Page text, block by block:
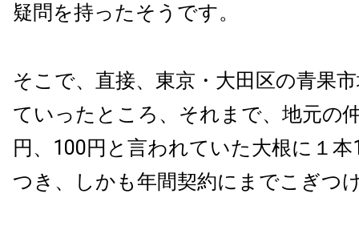
疑問を持ったそうです。
そこで、直接、東京・大田区の青果
ていったところ、それまで、地元の
円、 100円と言われていた大根に１本
つき、しかも年間契約にまでこぎつ